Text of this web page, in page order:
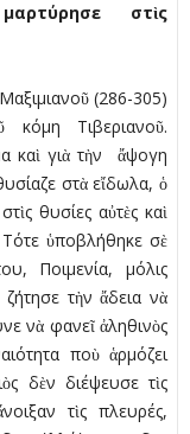
στὶς
(286-305)
κόµη Τιβεριανοῦ.
καὶ γιὰ τὴν ἄψογη
στὰ εἴδωλα, ὁ
θυσίες αὐτὲς καὶ
ὑποβλήθηκε σὲ
Ποιµενία, µόλις
τὴν ἄδεια νὰ
νὰ φανεῖ ἀληθινὸς
ποὺ ἁρµόζει
δὲν διέψευσε τὶς
τὶς πλευρές,